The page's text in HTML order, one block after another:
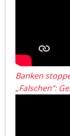
Banken
„Falschen“: